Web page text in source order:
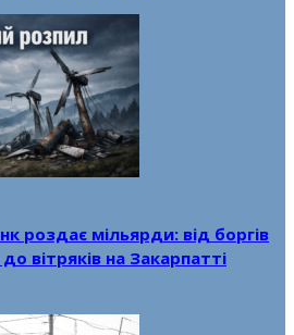
роздає мільярди: від боргів
вітряків на Закарпатті